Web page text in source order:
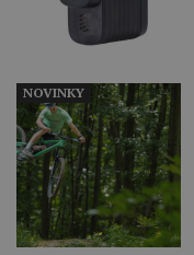
NOVINKY